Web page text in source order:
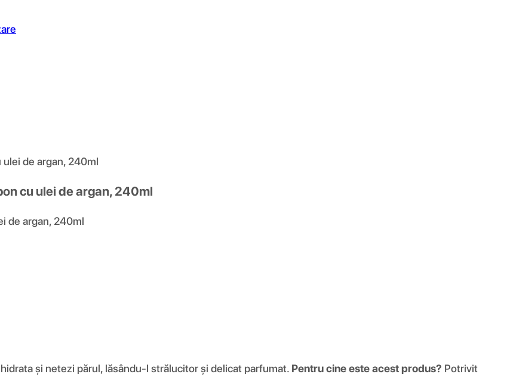
ulei de argan, 240ml
cu ulei de argan, 240ml
și netezi părul, lăsându-l strălucitor și delicat parfumat. Pentru cine este acest produs? Potrivit